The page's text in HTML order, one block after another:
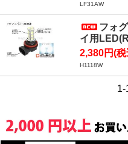
LF31AW
フォ
イ用
2,380円(税
H1118W
1-